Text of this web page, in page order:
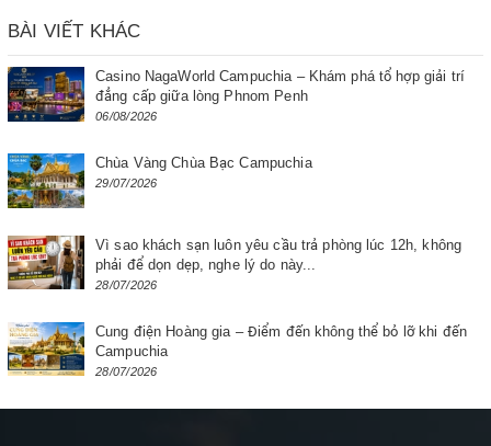
BÀI VIẾT KHÁC
Casino NagaWorld Campuchia – Khám phá tổ hợp giải trí
đẳng cấp giữa lòng Phnom Penh
06/08/2026
Chùa Vàng Chùa Bạc Campuchia
29/07/2026
Vì sao khách sạn luôn yêu cầu trả phòng lúc 12h, không
phải để dọn dẹp, nghe lý do này...
28/07/2026
Cung điện Hoàng gia – Điểm đến không thể bỏ lỡ khi đến
Campuchia
28/07/2026